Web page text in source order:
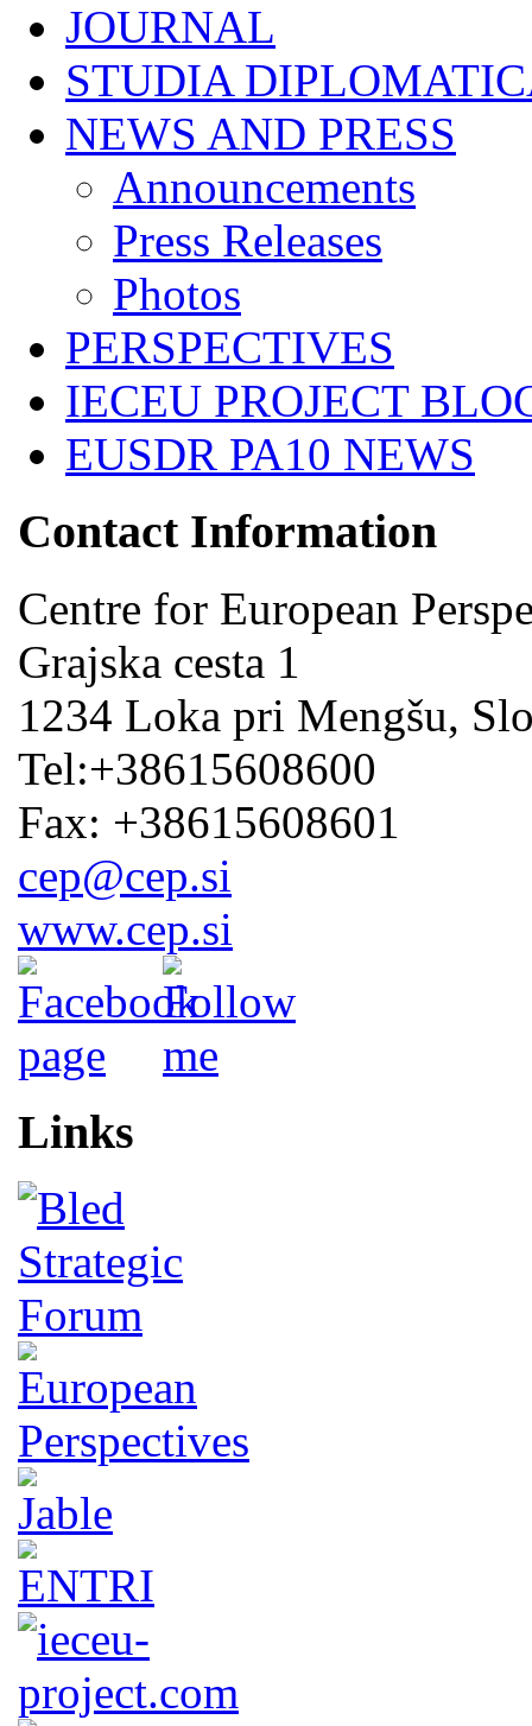
JOURNAL
STUDIA
NEWS AND PRESS
Announcements
Press Releases
Photos
PERSPECTIVES
IECEU PROJECT
EUSDR PA10 NEWS
Contact Information
Centre for European
Grajska cesta 1
1234 Loka pri Mengšu,
Tel:+38615608600
Fax: +38615608601
cep@cep.si
www.cep.si
Links